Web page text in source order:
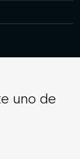
uno de